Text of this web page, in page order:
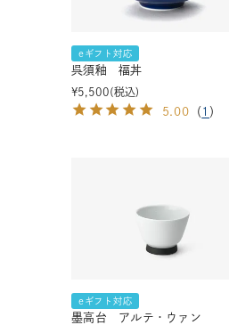
eギフト対応
呉須釉 福丼
¥5,500 税込
5.00 （ 1 ）
eギフト対応
墨高台 アルテ・ウァン